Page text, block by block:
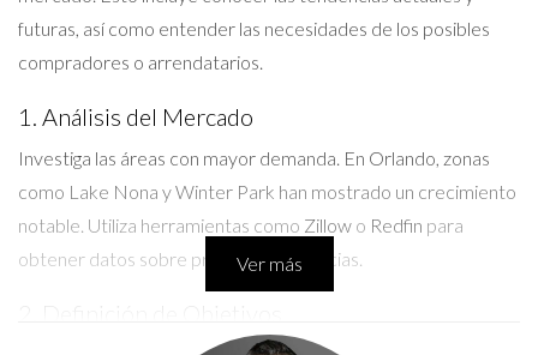
futuras, así como entender las necesidades de los posibles
compradores o arrendatarios.
1. Análisis del Mercado
Investiga las áreas con mayor demanda. En Orlando, zonas
como Lake Nona y Winter Park han mostrado un crecimiento
notable. Utiliza herramientas como Zillow o Redfin para
obtener datos sobre precios y tendencias.
Ver más